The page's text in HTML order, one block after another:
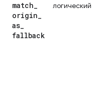
match_
origin_
as_
fallback
логический